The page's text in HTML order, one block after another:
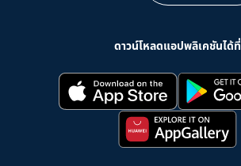
ดาวน์โหลดแอปพลิเคชันได้ที่